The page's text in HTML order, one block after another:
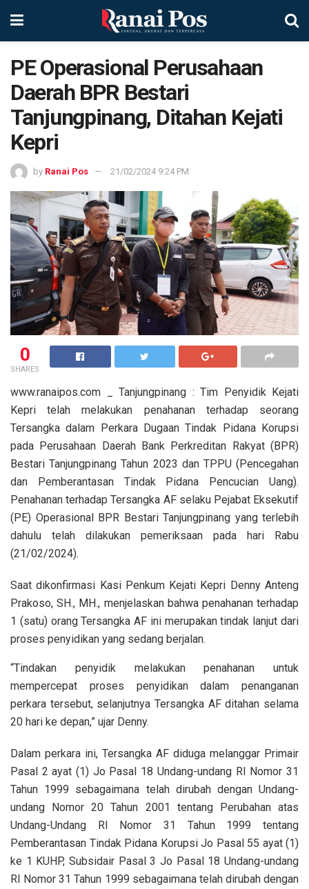
PE Operasional Perusahaan
Daerah BPR Bestari
Tanjungpinang, Ditahan Kejati
Kepri
by Ranai Pos 21/02/2024 9:24 PM
0
SHARES
www.ranaipos.com _ Tanjungpinang : Tim Penyidik Kejati
Kepri telah melakukan penahanan terhadap seorang
Tersangka dalam Perkara Dugaan Tindak Pidana Korupsi
pada Perusahaan Daerah Bank Perkreditan Rakyat (BPR)
Bestari Tanjungpinang Tahun 2023 dan TPPU (Pencegahan
dan Pemberantasan Tindak Pidana Pencucian Uang).
Penahanan terhadap Tersangka AF selaku Pejabat Eksekutif
(PE) Operasional BPR Bestari Tanjungpinang yang terlebih
dahulu telah dilakukan pemeriksaan pada hari Rabu
(21/02/2024).
Saat dikonfirmasi Kasi Penkum Kejati Kepri Denny Anteng
Prakoso, SH., MH., menjelaskan bahwa penahanan terhadap
1 (satu) orang Tersangka AF ini merupakan tindak lanjut dari
proses penyidikan yang sedang berjalan.
“Tindakan penyidik melakukan penahanan untuk
mempercepat proses penyidikan dalam penanganan
perkara tersebut, selanjutnya Tersangka AF ditahan selama
20 hari ke depan,” ujar Denny.
Dalam perkara ini, Tersangka AF diduga melanggar Primair
Pasal 2 ayat (1) Jo Pasal 18 Undang-undang RI Nomor 31
Tahun 1999 sebagaimana telah dirubah dengan Undang-
undang Nomor 20 Tahun 2001 tentang Perubahan atas
Undang-Undang RI Nomor 31 Tahun 1999 tentang
Pemberantasan Tindak Pidana Korupsi Jo Pasal 55 ayat (1)
ke 1 KUHP, Subsidair Pasal 3 Jo Pasal 18 Undang-undang
RI Nomor 31 Tahun 1999 sebagaimana telah dirubah dengan